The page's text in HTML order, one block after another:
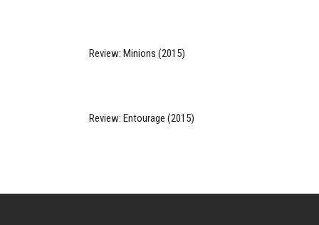
Review: Minions (2015)
Review: Entourage (2015)